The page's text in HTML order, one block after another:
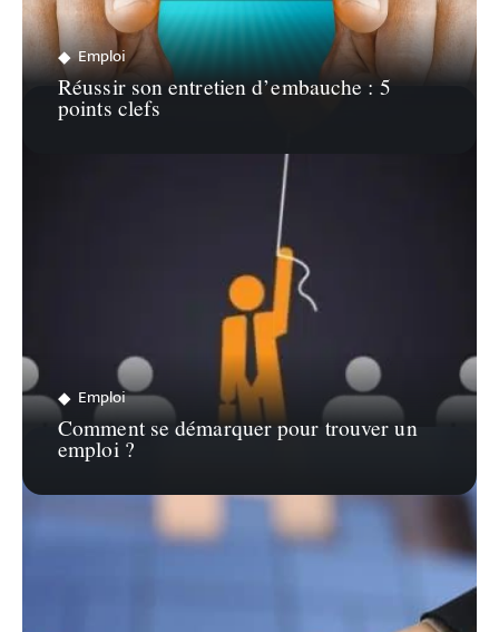
Emploi
Réussir son entretien d’embauche : 5
points clefs
Emploi
Comment se démarquer pour trouver un
emploi ?